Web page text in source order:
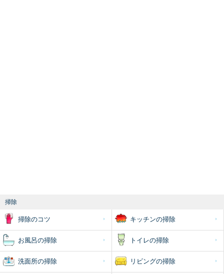
掃除
掃除のコツ キッチンの掃除
お風呂の掃除 トイレの掃除
洗面所の掃除 リビングの掃除